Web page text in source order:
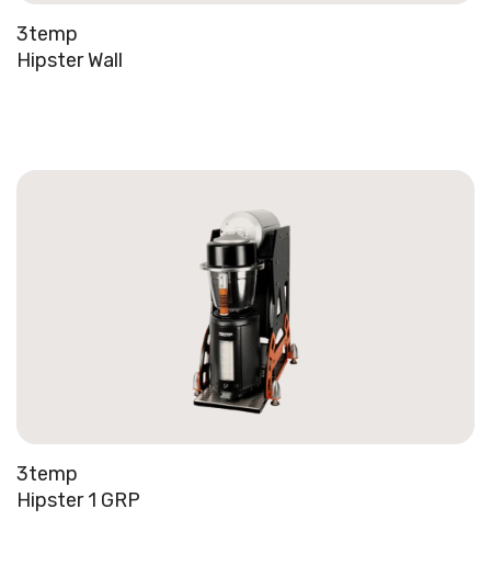
3temp
Hipster Wall
3temp
Hipster 1 GRP